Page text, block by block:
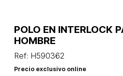
POLO EN INTERLOCK
HOMBRE
Ref: H590362
Precio exclusivo online